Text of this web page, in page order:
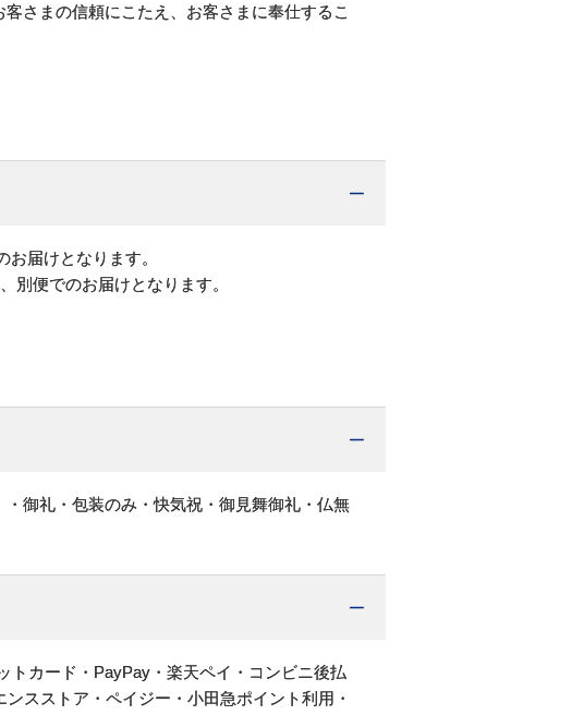
さまの信頼にこたえ、お客さまに奉仕するこ
届けとなります。
別便でのお届けとなります。
御礼・包装のみ・快気祝・御見舞御礼・仏無
トカード・PayPay・楽天ペイ・コンビニ後払
スストア・ペイジー・小田急ポイント利用・